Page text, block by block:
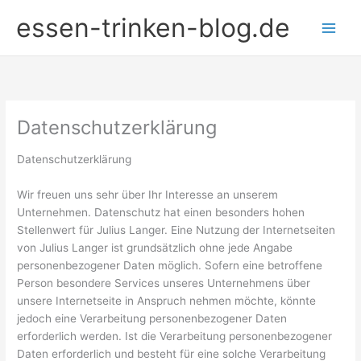
Inhaltessen-trinken-blog.de
Datenschutzerklärung
Datenschutzerklärung
Wir freuen uns sehr über Ihr Interesse an unserem
Unternehmen. Datenschutz hat einen besonders hohen
Stellenwert für Julius Langer. Eine Nutzung der Internetseiten
von Julius Langer ist grundsätzlich ohne jede Angabe
personenbezogener Daten möglich. Sofern eine betroffene
Person besondere Services unseres Unternehmens über
unsere Internetseite in Anspruch nehmen möchte, könnte
jedoch eine Verarbeitung personenbezogener Daten
erforderlich werden. Ist die Verarbeitung personenbezogener
Daten erforderlich und besteht für eine solche Verarbeitung